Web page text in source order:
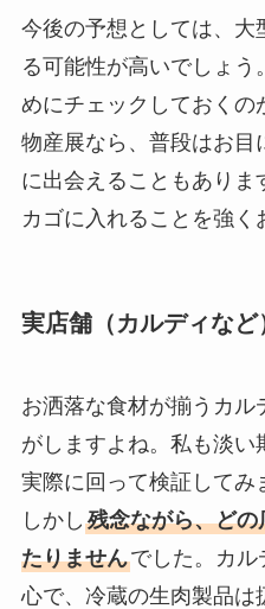
今後の予想としては、大
る可能性が高いでしょう
めにチェックしておくの
物産展なら、普段はお目
に出会えることもありま
カゴに入れることを強く
実店舗（カルディな
お洒落な食材が揃うカ
がしますよね。私も淡い
実際に回って検証してみ
しかし 残念ながら、ど
たりませんでした。カル
心で、冷蔵の生肉製品は